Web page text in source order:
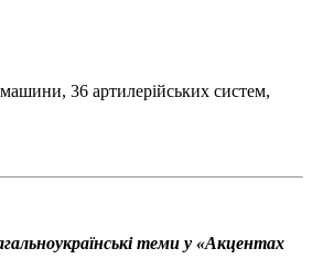
36 артилерійських систем,
теми у «Акцентах